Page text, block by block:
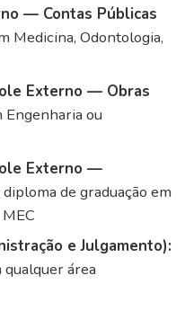
— Contas Públicas
Medicina, Odontologia,
Externo — Obras
ou
Externo —
diploma de graduação em
e Julgamento):
área